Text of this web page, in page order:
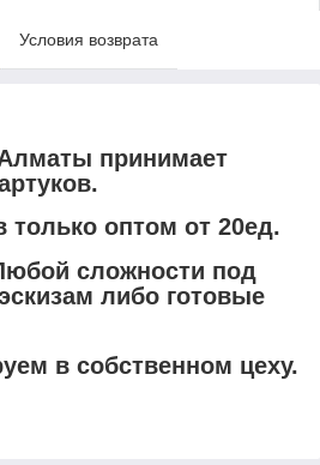
Условия возврата
принимает
оптом от 20ед.
сложности под
либо готовые
в собственном цеху.